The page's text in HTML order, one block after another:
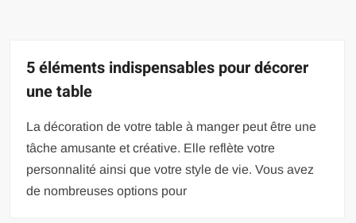
5 éléments indispensables pour décorer
une table
La décoration de votre table à manger peut être une
tâche amusante et créative. Elle reflète votre
personnalité ainsi que votre style de vie. Vous avez
de nombreuses options pour